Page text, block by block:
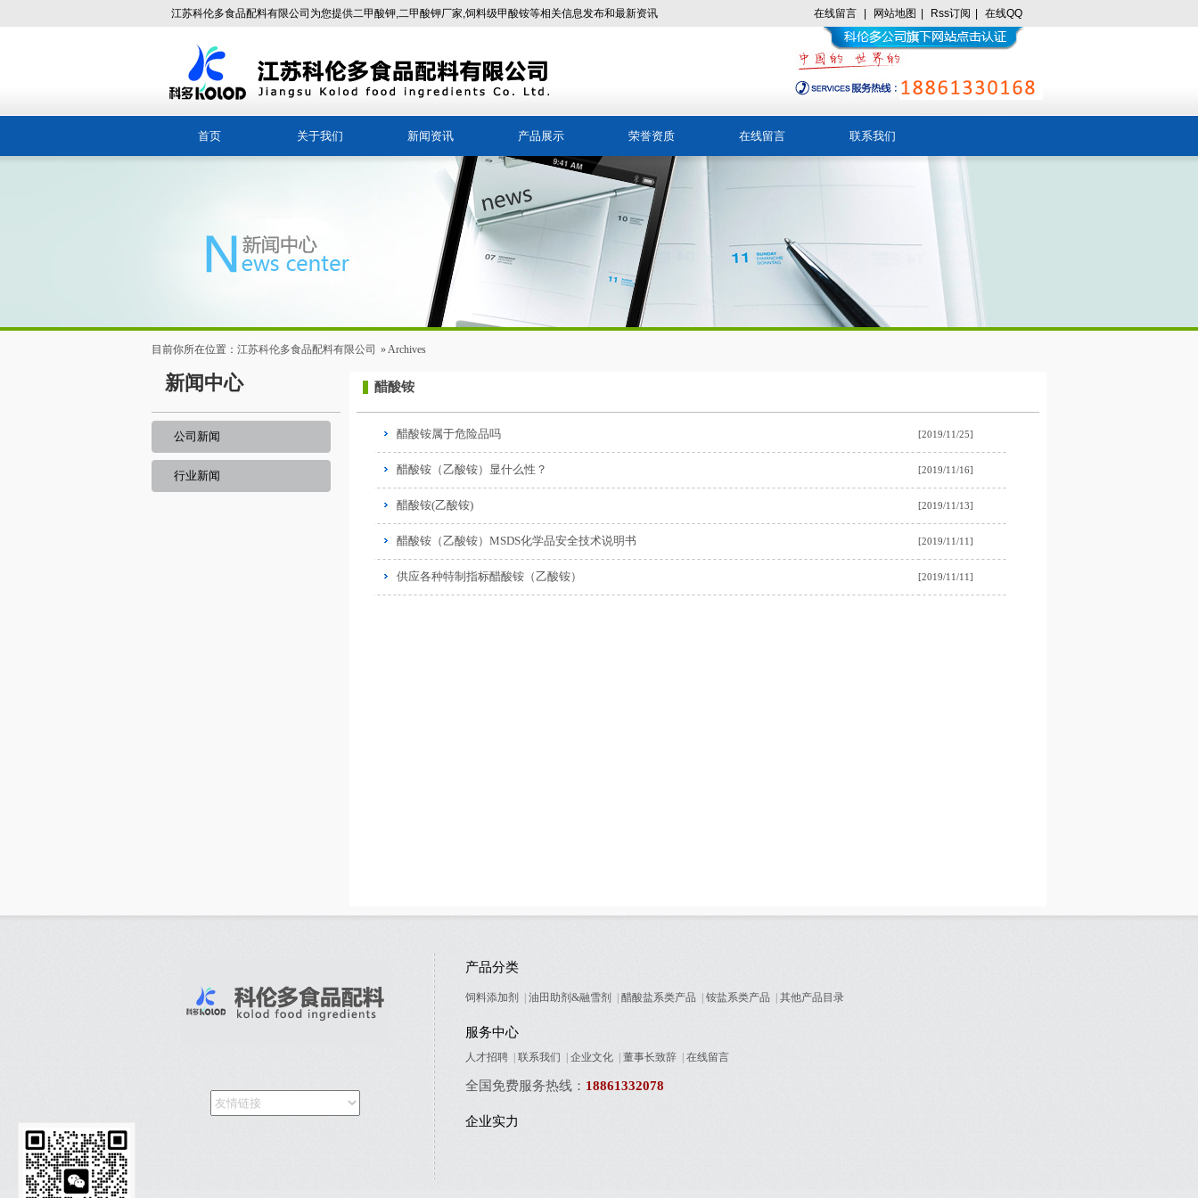
江苏科伦多食品配料有限公司为您提供二甲酸钾,二甲酸钾厂家,饲料级甲酸铵等相关信息发布和最新资讯 在线留言 网站地图 Rss订阅 在线QQ
首页 关于我们
企业环境
新闻资讯
公司新闻
行业新闻
产品展示
醋酸盐系类产品
铵盐系类产品
油田助剂&融雪剂
荣誉资质 在线留言 联系我们
目前你所在位置： 江苏科伦多食品配料有限公司 » Archives
新闻中心
公司新闻
行业新闻
醋酸铵
醋酸铵属于危险品吗 [2019/11/25]
醋酸铵（乙酸铵）显什么性？ [2019/11/16]
醋酸铵(乙酸铵) [2019/11/13]
醋酸铵（乙酸铵）MSDS化学品安全技术说明书 [2019/11/11]
供应各种特制指标醋酸铵（乙酸铵） [2019/11/11]
产品分类
饲料添加剂 油田助剂&融雪剂 醋酸盐系类产品 铵盐系类产品 其他产品目录
服务中心
人才招聘 联系我们 企业文化 董事长致辞 在线留言
全国免费服务热线： 18861332078
企业实力